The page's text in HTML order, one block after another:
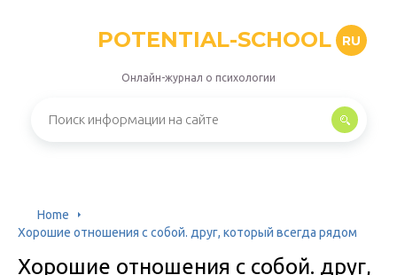
POTENTIAL-SCHOOL RU
Онлайн-журнал о психологии
Home
Хорошие отношения с собой. друг, который всегда рядом
Хорошие отношения с собой. друг,